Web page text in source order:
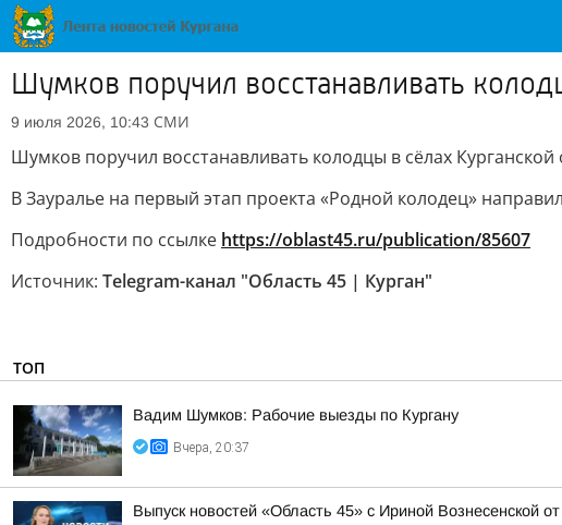
Шумков поручил восстанавливать
9 июля 2026, 10:43 СМИ
Шумков поручил восстанавливать колодцы в сёлах Курганской
В Зауралье на первый этап проекта «Родной колодец»
Подробности по ссылке https://oblast45.ru/publication/85607
Источник: Telegram-канал "Область 45 | Курган"
ТОП
Вадим Шумков: Рабочие выезды по Кургану
Вчера, 20:37
Выпуск новостей «Область 45» с Ириной Вознесенской